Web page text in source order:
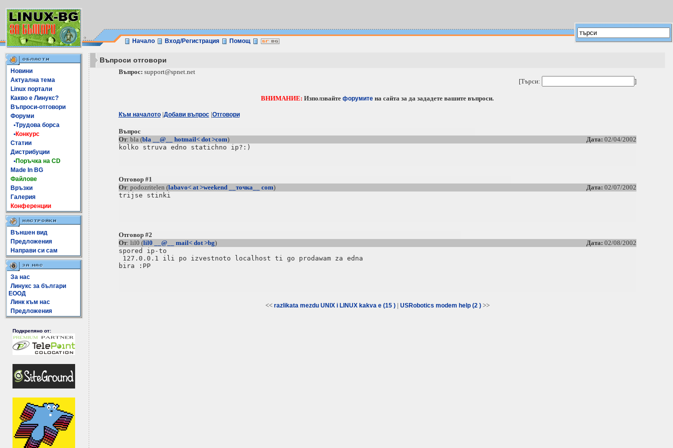
Начало Вход/Регистрация Помощ
Новини
Актуална тема
Linux портали
Какво е Линукс?
Въпроси-отговори
Форуми
•Трудова борса
•Конкурс
Статии
Дистрибуции
•Поръчка на CD
Made In BG
Файлове
Връзки
Галерия
Конференции
Външен вид
Предложения
Направи си сам
За нас
Линукс за българи
ЕООД
Линк към нас
Предложения
Подкрепяно от:
Въпроси отговори
Въпрос: support@spnet.net
[Търси:
]
ВНИМАНИЕ: Използвайте форумите на сайта за дa зададете вашите въпроси.
Към началото|Добави въпрос|Отговори
Въпрос
От: bla (bla __@__ hotmail< dot >com) Дата: 02/04/2002
Отговор #1
От: podozritelen (labavo< at >weekend __точка__ com) Дата: 02/07/2002
trijse stinki
Отговор #2
От: lil0 (lil0 __@__ mail< dot >bg) Дата: 02/08/2002
spored ip-to
127.0.0.1 ili po izvestnoto localhost ti go prodawam za edna
bira :PP
<< razlikata mezdu UNIX i LINUX kakva e (15 )| USRobotics modem help (2 ) >>